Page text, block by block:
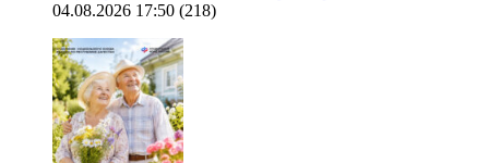
04.08.2026 17:50 (218)